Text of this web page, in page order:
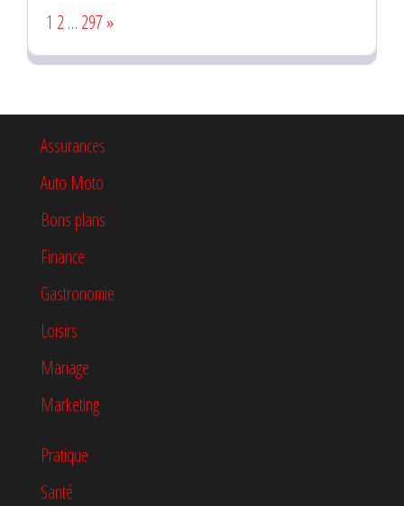
Page:
1 2… 297Next
»
Assurances
Auto Moto
Bons plans
Finance
Gastronomie
Loisirs
Mariage
Marketing
Pratique
Santé